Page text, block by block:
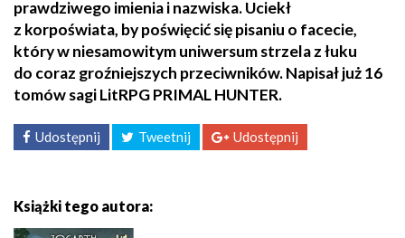
prawdziwego imienia i nazwiska. Uciekł
z korpoświata, by poświęcić się pisaniu o facecie,
który w niesamowitym uniwersum strzela z łuku
do coraz groźniejszych przeciwników. Napisał już 16
tomów sagi LitRPG PRIMAL HUNTER.
Udostępnij Tweetnij Udostępnij
Książki tego autora: